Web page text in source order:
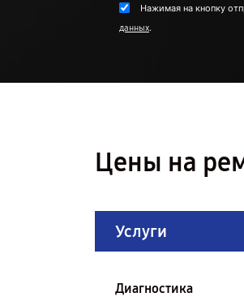
Нажимая на кнопку
данных.
Цены на
Услуги
Диагностика